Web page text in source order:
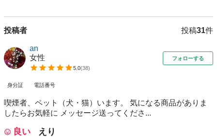
投稿者 投稿31件
an
女性
5.0(38)
フォローする
身分証 電話番号
喫煙者、ペット（犬・猫）います。 気になる商品がありま
したらお気軽に メッセージ送ってくださ...
良い
えり